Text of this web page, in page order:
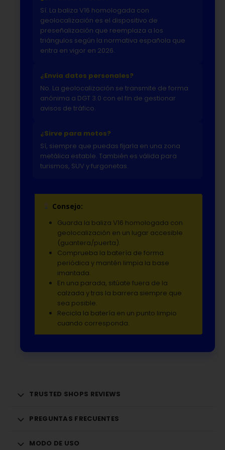
Sí. La baliza V16 homologada con
geolocalización es el dispositivo de
preseñalización que reemplaza a los
triángulos según la normativa española que
entra en vigor en 2026.
¿Envia datos personales?
No. La geolocalización se transmite de forma
anónima a DGT 3.0 con el fin de gestionar
avisos de tráfico.
¿Sirve para motos?
Sí, siempre que puedas fijarla en una zona
metálica estable. También es válida para
turismos, SUV y furgonetas.
Consejo:
Guarda la baliza V16 homologada con
geolocalización en un lugar accesible
(guantera/puerta).
Comprueba la batería de forma
periódica y mantén limpia la base
imantada.
En una parada, sitúate fuera de la
calzada y tras la barrera siempre que
sea posible.
Recicla la batería en un punto limpio
cuando corresponda.
TRUSTED SHOPS REVIEWS
PREGUNTAS FRECUENTES
MODO DE USO